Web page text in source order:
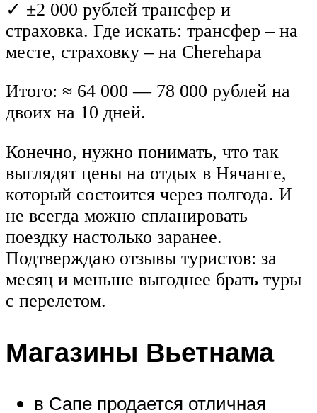
✓ ±2 000 рублей трансфер и
страховка. Где искать: трансфер – на
месте, страховку – на Cherehapa
Итого: ≈ 64 000 — 78 000 рублей на
двоих на 10 дней.
Конечно, нужно понимать, что так
выглядят цены на отдых в Нячанге,
который состоится через полгода. И
не всегда можно спланировать
поездку настолько заранее.
Подтверждаю отзывы туристов: за
месяц и меньше выгоднее брать туры
с перелетом.
Магазины Вьетнама
в Сапе продается отличная